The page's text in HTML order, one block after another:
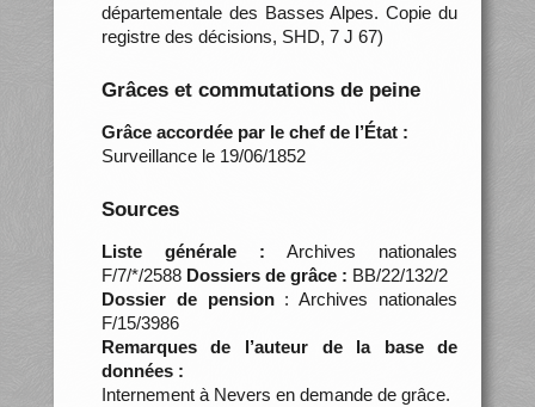
départementale des Basses Alpes. Copie du
registre des décisions, SHD, 7 J 67)
Grâces et commutations de peine
Grâce accordée par le chef de l’État :
Surveillance le 19/06/1852
Sources
Liste générale : Archives nationales
F/7/*/2588 Dossiers de grâce : BB/22/132/2
Dossier de pension: Archives nationales
F/15/3986
Remarques de l’auteur de la base de
données :
Internement à Nevers en demande de grâce.